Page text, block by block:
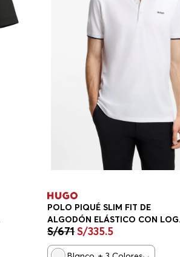
POLO PIQUÉ SLIM FIT DE
ALGODÓN ELÁSTICO CON
HOMBRE
S/671S/335.5